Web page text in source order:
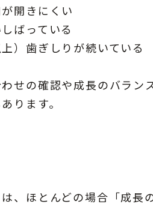
開きにくい
ばっている
）歯ぎしりが続いている
せの確認や成長のバラ
ります。
、ほとんどの場合「成長